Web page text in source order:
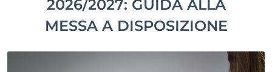
2026/2027: GUIDA ALLA
MESSA A DISPOSIZIONE